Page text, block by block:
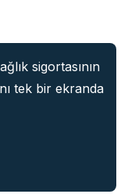
sigortasının
tek bir ekranda